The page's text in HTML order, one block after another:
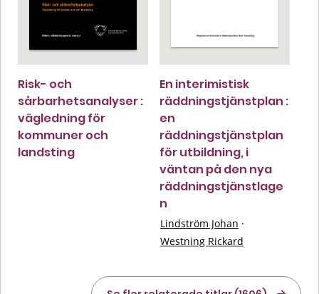
Risk- och
sårbarhetsanalyser :
vägledning för
kommuner och
landsting
En interimistisk
räddningstjänstplan :
en
räddningstjänstplan
för utbildning, i
väntan på den nya
räddningstjänstlage
n
Lindström Johan ·
Westning Rickard